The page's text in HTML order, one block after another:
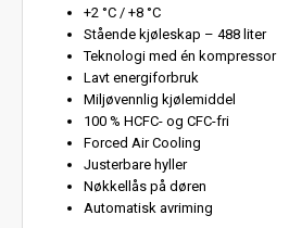
+2 °C / +8 °C
Stående kjøleskap – 488 liter
Teknologi med én kompressor
Lavt energiforbruk
Miljøvennlig kjølemiddel
100 % HCFC- og CFC-fri
Forced Air Cooling
Justerbare hyller
Nøkkellås på døren
Automatisk avriming